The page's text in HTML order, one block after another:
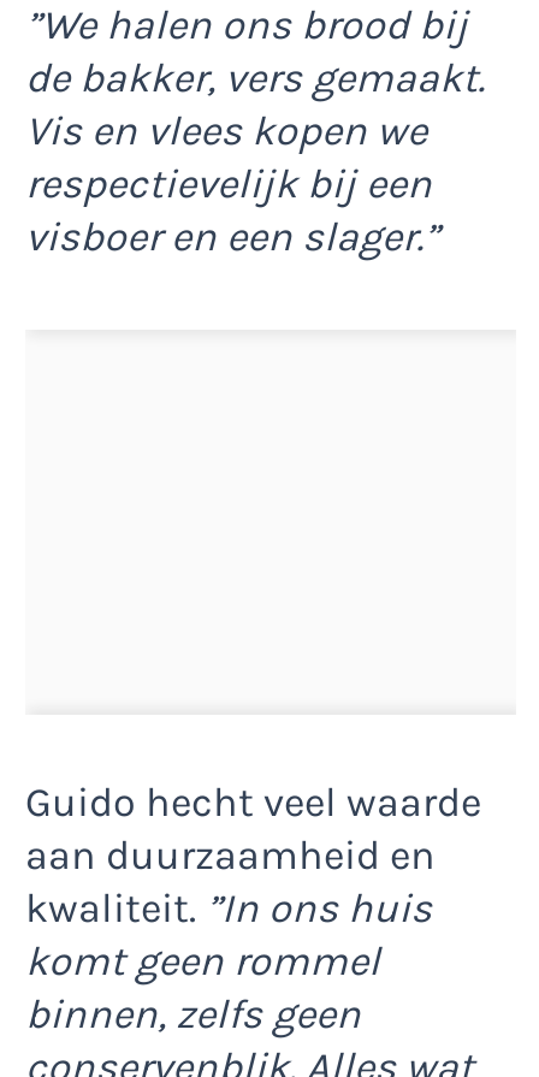
”We halen ons brood bij
de bakker, vers gemaakt.
Vis en vlees kopen we
respectievelijk bij een
visboer en een slager.”
Guido hecht veel waarde
aan duurzaamheid en
kwaliteit. ”In ons huis
komt geen rommel
binnen, zelfs geen
conservenblik. Alles wat